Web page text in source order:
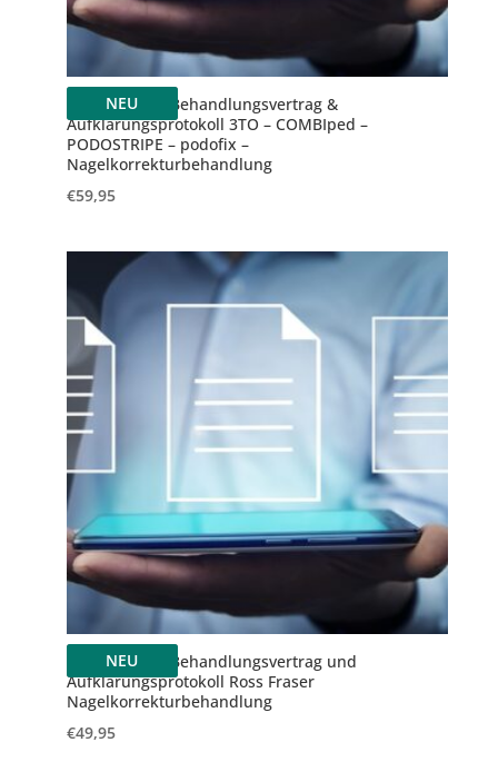
NEU
Update 2025: Behandlungsvertrag &
Aufklärungsprotokoll 3TO – COMBIped –
PODOSTRIPE – podofix –
Nagelkorrekturbehandlung
€59,95
NEU
Update 2025: Behandlungsvertrag und
Aufklärungsprotokoll Ross Fraser
Nagelkorrekturbehandlung
€49,95